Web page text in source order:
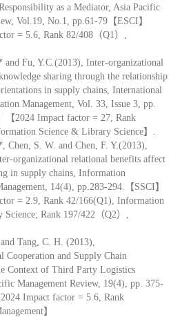
as a Mediator, Asia Pacific
Vol.19, No.1, pp.61-79【ESCI】
= 5.6, Rank 82/408（Q1）,
and Fu, Y.C.(2013), Inter-organizational
sharing through the relationship
in supply chains, International
Management, Vol. 33, Issue 3, pp.
【2024 Impact factor = 27, Rank
Science & Library Science】.
Chen, S. W. and Chen, F. Y.(2013),
organizational relational benefits affect
in supply chains, Information
14(4), pp.283-294.【SSCI】
= 2.9, Rank 42/166(Q1), Information
Rank 197/422（Q2）,
Tang, C. H. (2013),
Cooperation and Supply Chain
Context of Third Party Logistics
Management Review, 19(4), pp. 375-
Impact factor = 5.6, Rank
】